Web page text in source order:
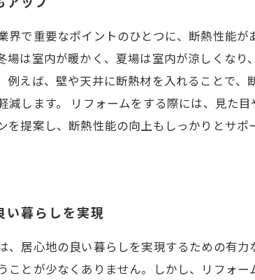
界で重要なポイントのひとつに、断熱性能
場は室内が暖かく、夏場は室内が涼しくな
例えば、壁や天井に断熱材を入れることで
減します。 リフォームをする際には、見た
を提案し、断熱性能の向上もしっかりとサ
い暮らしを実現
、居心地の良い暮らしを実現するための有
ことが少なくありません。しかし、リフォ